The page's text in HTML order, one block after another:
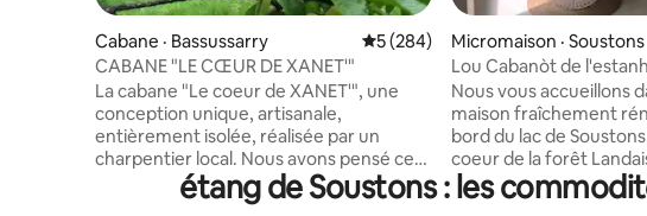
Cabane · Bassussarry Note moyenne de 5 sur 5, 284
5 (284)
CABANE "LE CŒUR DE XANET'"
La cabane "Le coeur de XANET'", une
conception unique, artisanale,
entièrement isolée, réalisée par un
charpentier local. Nous avons pensé ce
bien pour vous offrir une parenthèse, un
moment hors du temps. Le bois offre
Micromaison · Soustons
Lou Cabanòt de l'estanh
Nous vous accueillons
maison fraîchement
bord du lac de
coeur de la forêt
minutes des plages.
un quartier calme et
étang de Soustons : les